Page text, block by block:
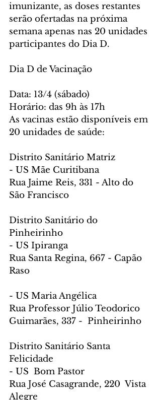
imunizante, as doses restantes
serão ofertadas na próxima
semana apenas nas 20 unidades
participantes do Dia D.
Dia D de Vacinação
Data: 13/4 (sábado)
Horário: das 9h às 17h
As vacinas estão disponíveis em
20 unidades de saúde:
Distrito Sanitário Matriz
- US Mãe Curitibana
Rua Jaime Reis, 331 - Alto do
São Francisco
Distrito Sanitário do
Pinheirinho
- US Ipiranga
Rua Santa Regina, 667 - Capão
Raso
- US Maria Angélica
Rua Professor Júlio Teodorico
Guimarães, 337 -  Pinheirinho
Distrito Sanitário Santa
Felicidade
- US  Bom Pastor
Rua José Casagrande, 220  Vista
Alegre